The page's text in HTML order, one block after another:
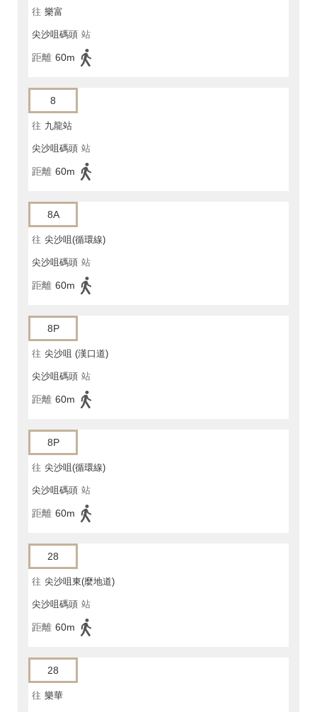
往 樂富
尖沙咀碼頭 站
距離 60m
8
往 九龍站
尖沙咀碼頭 站
距離 60m
8A
往 尖沙咀(循環線)
尖沙咀碼頭 站
距離 60m
8P
往 尖沙咀 (漢口道)
尖沙咀碼頭 站
距離 60m
8P
往 尖沙咀(循環線)
尖沙咀碼頭 站
距離 60m
28
往 尖沙咀東(麼地道)
尖沙咀碼頭 站
距離 60m
28
往 樂華